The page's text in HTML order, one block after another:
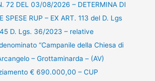
72 DEL 03/08/2026 – DETERMINA DI
SPESE RUP – EX ART. 113 del D. Lgs
D. Lgs. 36/2023 – relative
“Campanile della Chiesa di
– Grottaminarda – (AV)
€ 690.000,00 – CUP